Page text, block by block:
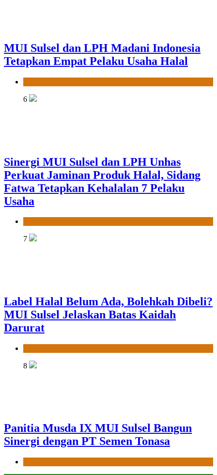
MUI Sulsel dan LPH Madani Indonesia
Tetapkan Empat Pelaku Usaha Halal
6
Sinergi MUI Sulsel dan LPH Unhas
Perkuat Jaminan Produk Halal, Sidang
Fatwa Tetapkan Kehalalan 7 Pelaku
Usaha
7
Label Halal Belum Ada, Bolehkah Dibeli?
MUI Sulsel Jelaskan Batas Kaidah
Darurat
8
Panitia Musda IX MUI Sulsel Bangun
Sinergi dengan PT Semen Tonasa